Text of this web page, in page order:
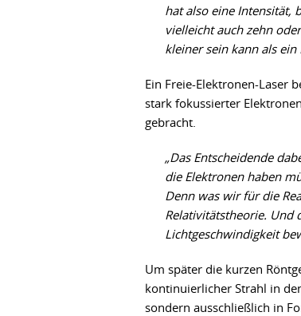
hat also eine Intensität,
vielleicht auch zehn
kleiner sein kann als
Ein Freie-Elektronen-Laser
stark fokussierter
gebracht.
„Das Entscheidende
die Elektronen haben
Denn was wirfür die
Relativitätstheorie. Und
Lichtgeschwindigkeit
Um später die kurzen
kontinuierlicher Strahl in
sondern ausschließlich in